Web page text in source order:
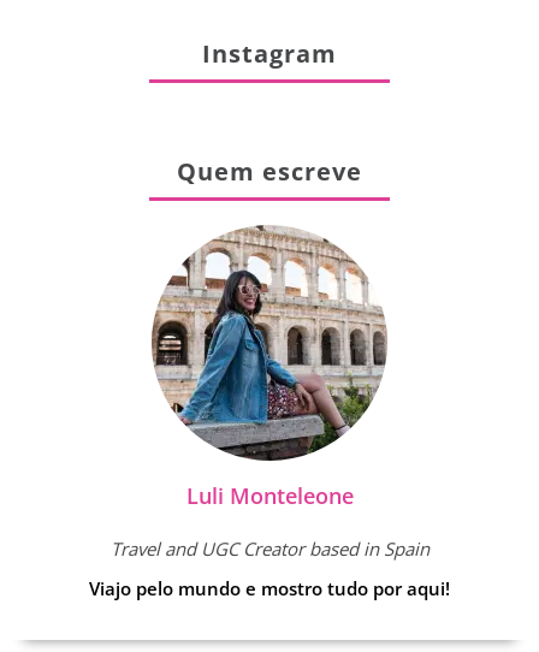
Instagram
Quem escreve
Luli Monteleone
Travel and UGC Creator based in Spain
Viajo pelo mundo e mostro tudo por aqui!